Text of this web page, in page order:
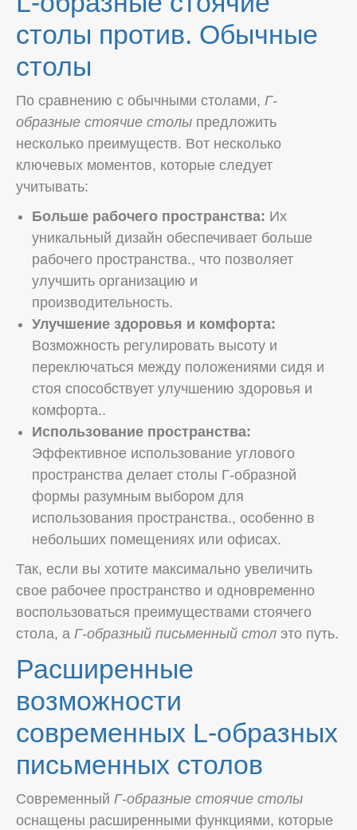
столы против. Обычные
столы
По сравнению с обычными столами, Г-
образные стоячие столы предложить
несколько преимуществ. Вот несколько
ключевых моментов, которые следует
учитывать:
Больше рабочего пространства: Их
уникальный дизайн обеспечивает больше
рабочего пространства., что позволяет
улучшить организацию и
производительность.
Улучшение здоровья и комфорта:
Возможность регулировать высоту и
переключаться между положениями сидя и
стоя способствует улучшению здоровья и
комфорта..
Использование пространства:
Эффективное использование углового
пространства делает столы Г-образной
формы разумным выбором для
использования пространства., особенно в
небольших помещениях или офисах.
Так, если вы хотите максимально увеличить
свое рабочее пространство и одновременно
воспользоваться преимуществами стоячего
стола, а Г-образный письменный стол это путь.
Расширенные
возможности
современных L-образных
письменных столов
Современный Г-образные стоячие столы
оснащены расширенными функциями, которые